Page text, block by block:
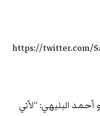
https://twitter.com/
البليهي: “لأني